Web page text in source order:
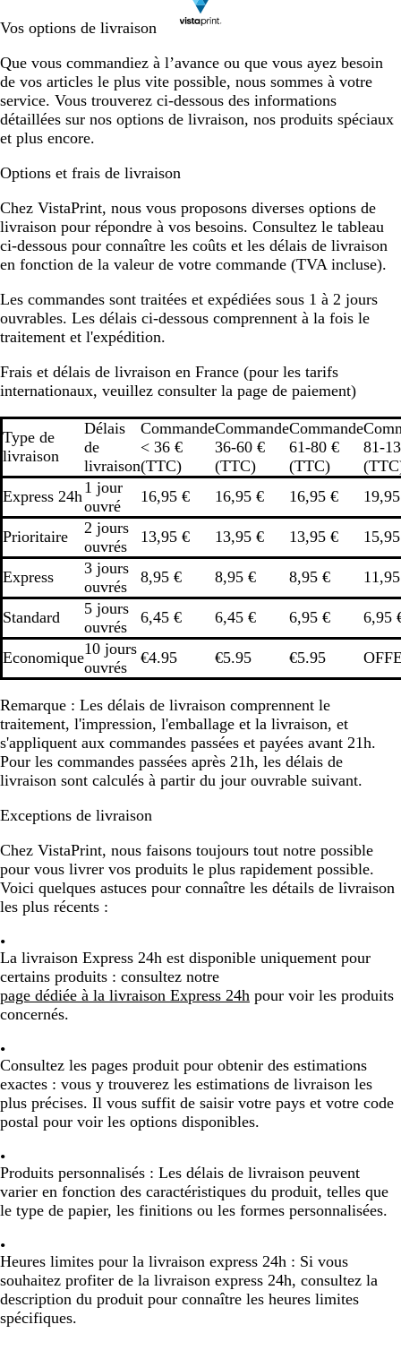
Vos options de livraison
Que vous commandiez à l’avance ou que vous ayez besoin
de vos articles le plus vite possible, nous sommes à votre
service. Vous trouverez ci-dessous des informations
détaillées sur nos options de livraison, nos produits spéciaux
et plus encore.
Options et frais de livraison
Chez VistaPrint, nous vous proposons diverses options de
livraison pour répondre à vos besoins. Consultez le tableau
ci-dessous pour connaître les coûts et les délais de livraison
en fonction de la valeur de votre commande (TVA incluse).
Les commandes sont traitées et expédiées sous 1 à 2 jours
ouvrables. Les délais ci-dessous comprennent à la fois le
traitement et l'expédition.
Frais et délais de livraison en France (pour les tarifs
internationaux, veuillez consulter la page de paiement)
Type de
livraison
Délais
de
livraison
Commande
< 36 €
(TTC)
Commande
36-60 €
(TTC)
Commande
61-80 €
(TTC)
81-
Express 24h1 jour
ouvré
16,95 € 16,95 € 16,95 €
Prioritaire
2 jours
ouvrés
13,95 € 13,95 € 13,95 €
Express
3 jours
ouvrés
8,95 € 8,95 € 8,95 €
Standard
5 jours
ouvrés
6,45 € 6,45 € 6,95 € 6,95
Economique10 jours
ouvrés
€4.95 €5.95 €5.95
Remarque : Les délais de livraison comprennent le
traitement, l'impression, l'emballage et la livraison, et
s'appliquent aux commandes passées et payées avant 21h.
Pour les commandes passées après 21h, les délais de
livraison sont calculés à partir du jour ouvrable suivant.
Exceptions de livraison
Chez VistaPrint, nous faisons toujours tout notre possible
pour vous livrer vos produits le plus rapidement possible.
Voici quelques astuces pour connaître les détails de livraison
les plus récents :
La livraison Express 24h est disponible uniquement pour
certains produits : consultez notre
page dédiée à la livraison Express 24h pour voir les produits
concernés.
Consultez les pages produit pour obtenir des estimations
exactes : vous y trouverez les estimations de livraison les
plus précises. Il vous suffit de saisir votre pays et votre code
postal pour voir les options disponibles.
Produits personnalisés : Les délais de livraison peuvent
varier en fonction des caractéristiques du produit, telles que
le type de papier, les finitions ou les formes personnalisées.
Heures limites pour la livraison express 24h : Si vous
souhaitez profiter de la livraison express 24h, consultez la
description du produit pour connaître les heures limites
spécifiques.